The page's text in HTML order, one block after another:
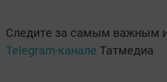
Следите за самым важным
Telegram-канале Татмедиа